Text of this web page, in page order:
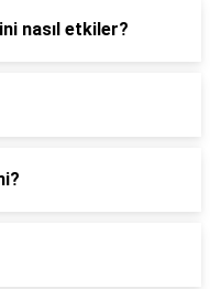
nasıl etkiler?